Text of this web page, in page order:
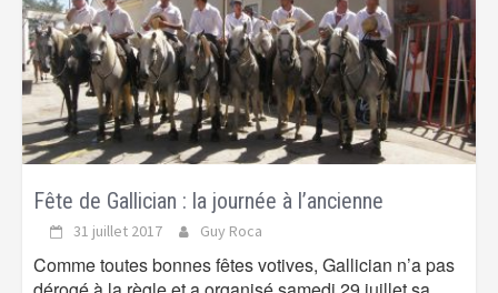
Fête de Gallician : la journée à l’ancienne
31 juillet 2017 Guy Roca
Comme toutes bonnes fêtes votives, Gallician n’a pas